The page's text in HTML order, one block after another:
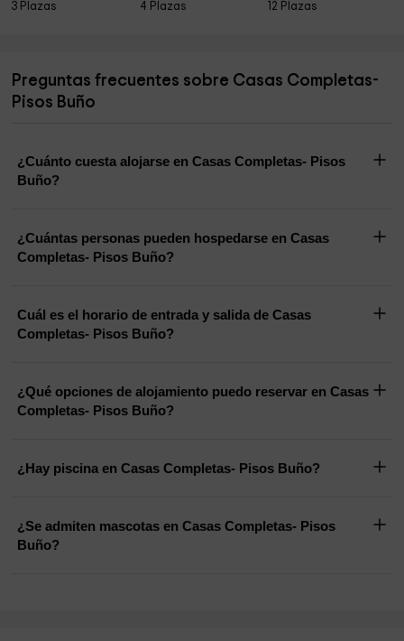
3 Plazas
4 Plazas
12 Plazas
Preguntas frecuentes sobre Casas Completas-
Pisos Buño
¿Cuánto cuesta alojarse en Casas Completas- Pisos
Buño?
¿Cuántas personas pueden hospedarse en Casas
Completas- Pisos Buño?
Cuál es el horario de entrada y salida de Casas
Completas- Pisos Buño?
¿Qué opciones de alojamiento puedo reservar en Casas
Completas- Pisos Buño?
¿Hay piscina en Casas Completas- Pisos Buño?
¿Se admiten mascotas en Casas Completas- Pisos
Buño?